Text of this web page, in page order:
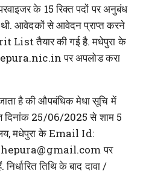
के 15 रिक्त पदों पर अनुबंध
थी. आवेदकों से आवेदन प्राप्त करने
तैयार की गई है. मधेपुरा के
पर अपलोड करा
है की औपबंधिक मेधा सूचि में
दिनांक 25/06/2025 से शाम 5
मधेपुरा के Email Id:
पर
तिथि के बाद दावा /